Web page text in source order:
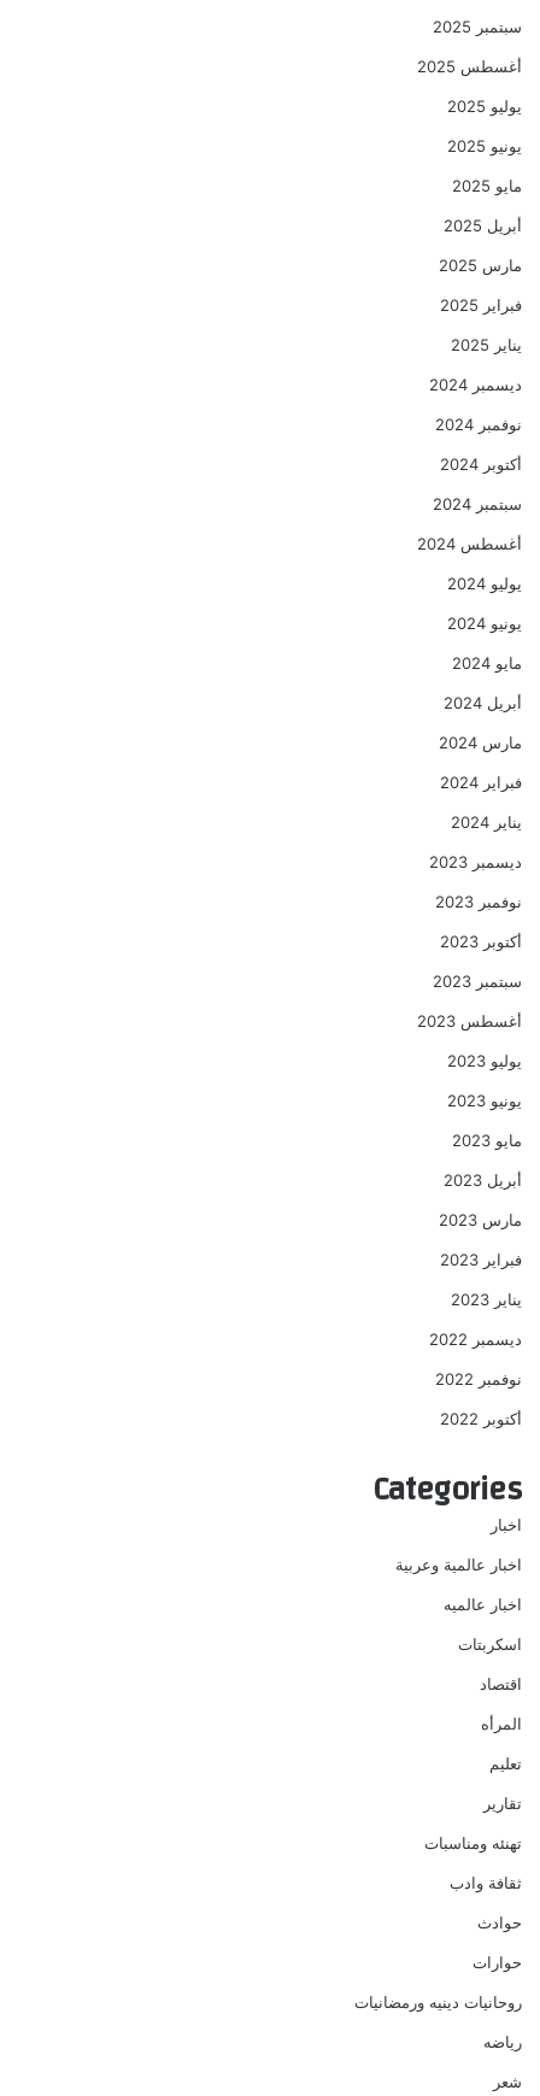
سبتمبر 2025
أغسطس 2025
يوليو 2025
يونيو 2025
مايو 2025
أبريل 2025
مارس 2025
فبراير 2025
يناير 2025
ديسمبر 2024
نوفمبر 2024
أكتوبر 2024
سبتمبر 2024
أغسطس 2024
يوليو 2024
يونيو 2024
مايو 2024
أبريل 2024
مارس 2024
فبراير 2024
يناير 2024
ديسمبر 2023
نوفمبر 2023
أكتوبر 2023
سبتمبر 2023
أغسطس 2023
يوليو 2023
يونيو 2023
مايو 2023
أبريل 2023
مارس 2023
فبراير 2023
يناير 2023
ديسمبر 2022
نوفمبر 2022
أكتوبر 2022
Categories
اخبار
اخبار عالمية وعربية
اخبار عالميه
اسكربتات
اقتصاد
المرأه
تعليم
تقارير
تهنئه ومناسبات
ثقافة وادب
حوادث
حوارات
روحانيات دينيه ورمضانيات
رياضه
شعر